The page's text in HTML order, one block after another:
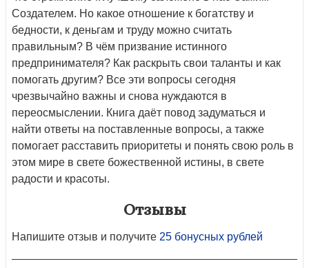
Создателем. Но какое отношение к богатству и
бедности, к деньгам и труду можно считать
правильным? В чём призвание истинного
предпринимателя? Как раскрыть свои таланты и как
помогать другим? Все эти вопросы сегодня
чрезвычайно важны и снова нуждаются в
переосмыслении. Книга даёт повод задуматься и
найти ответы на поставленные вопросы, а также
помогает расставить приоритеты и понять свою роль в
этом мире в свете божественной истины, в свете
радости и красоты.
Отзывы
Напишите отзыв и получите 25 бонусных рублей